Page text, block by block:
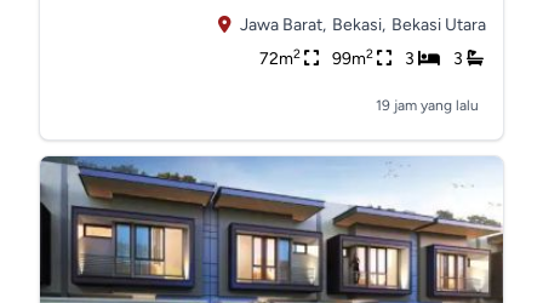
Jawa Barat, Bekasi, Bekasi Utara
72m2 99m2 3 3
19 jam yang lalu